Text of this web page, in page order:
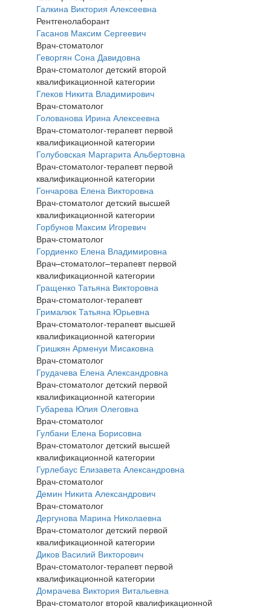
Галкина Виктория Алексеевна
Рентгенолаборант
Гасанов Максим Сергеевич
Врач-стоматолог
Геворгян Сона Давидовна
Врач-стоматолог детский второй
квалификационной категории
Глеков Никита Владимирович
Врач-стоматолог
Голованова Ирина Алексеевна
Врач-стоматолог-терапевт первой
квалификационной категории
Голубовская Маргарита Альбертовна
Врач-стоматолог-терапевт первой
квалификационной категории
Гончарова Елена Викторовна
Врач-стоматолог детский высшей
квалификационной категории
Горбунов Максим Игоревич
Врач-стоматолог
Гордиенко Елена Владимировна
Врач–стоматолог–терапевт первой
квалификационной категории
Гращенко Татьяна Викторовна
Врач-стоматолог-терапевт
Грималюк Татьяна Юрьевна
Врач-стоматолог-терапевт высшей
квалификационной категории
Гришкян Арменуи Мисаковна
Врач-стоматолог
Грудачева Елена Александровна
Врач-стоматолог детский первой
квалификационной категории
Губарева Юлия Олеговна
Врач-стоматолог
Гулбани Елена Борисовна
Врач-стоматолог детский высшей
квалификационной категории
Гурлебаус Елизавета Александровна
Врач-стоматолог
Демин Никита Александрович
Врач-стоматолог
Дергунова Марина Николаевна
Врач-стоматолог детский первой
квалификационной категории
Диков Василий Викторович
Врач-стоматолог-терапевт первой
квалификационной категории
Домрачева Виктория Витальевна
Врач-стоматолог второй квалификационной